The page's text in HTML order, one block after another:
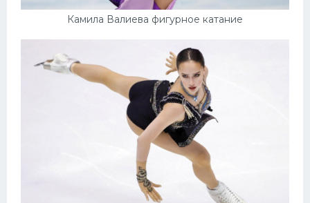
Камила Валиева фигурное катание